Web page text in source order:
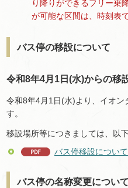
り降りができるフリー乗
が可能な区間は、時刻表
バス停の移設について
令和8年4月1日(水)からの移
令和8年4月1日(水)より、イオン
す。
移設場所等につきましては、以
バス停移設につい
バス停の名称変更について